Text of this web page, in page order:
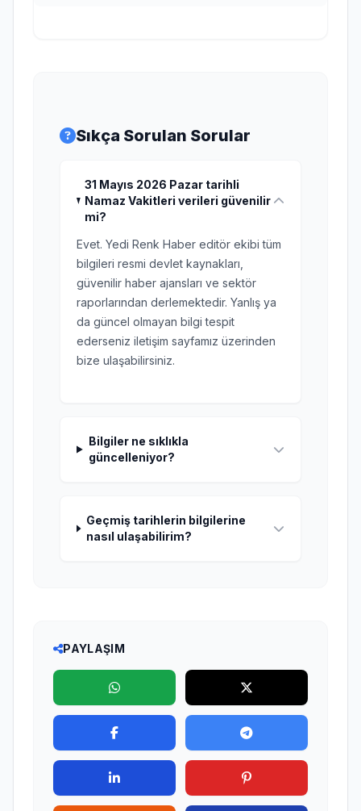
Sıkça Sorulan Sorular
31 Mayıs 2026 Pazar tarihli
Namaz Vakitleri verileri güvenilir
mi?
Evet. Yedi Renk Haber editör ekibi tüm
bilgileri resmi devlet kaynakları,
güvenilir haber ajansları ve sektör
raporlarından derlemektedir. Yanlış ya
da güncel olmayan bilgi tespit
ederseniz iletişim sayfamız üzerinden
bize ulaşabilirsiniz.
Bilgiler ne sıklıkla
güncelleniyor?
Geçmiş tarihlerin bilgilerine
nasıl ulaşabilirim?
PAYLAŞIM